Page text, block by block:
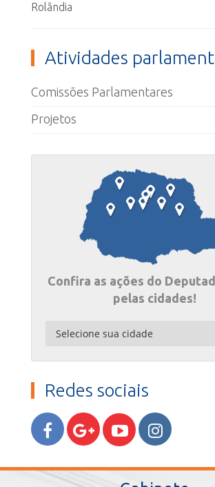
Rolândia
Atividades
Comissões Parlamentares
Projetos
Confira as ações do
pelas cidades!
Redes sociais